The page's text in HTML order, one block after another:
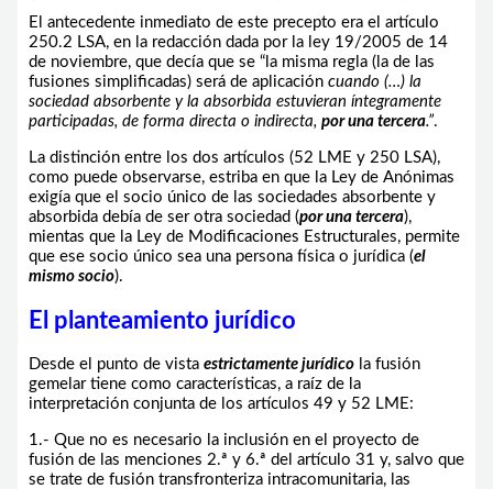
El antecedente inmediato de este precepto era el artículo
250.2 LSA, en la redacción dada por la ley 19/2005 de 14
de noviembre, que decía que se “la misma regla (la de las
fusiones simplificadas) será de aplicación cuando (…) la
sociedad absorbente y la absorbida estuvieran íntegramente
participadas, de forma directa o indirecta, por una tercera.”.
La distinción entre los dos artículos (52 LME y 250 LSA),
como puede observarse, estriba en que la Ley de Anónimas
exigía que el socio único de las sociedades absorbente y
absorbida debía de ser otra sociedad (por una tercera),
mientas que la Ley de Modificaciones Estructurales, permite
que ese socio único sea una persona física o jurídica (el
mismo socio).
El planteamiento jurídico
Desde el punto de vista estrictamente jurídico la fusión
gemelar tiene como características, a raíz de la
interpretación conjunta de los artículos 49 y 52 LME:
1.- Que no es necesario la inclusión en el proyecto de
fusión de las menciones 2.ª y 6.ª del artículo 31 y, salvo que
se trate de fusión transfronteriza intracomunitaria, las